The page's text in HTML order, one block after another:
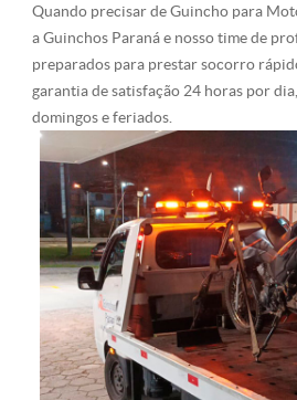
Quando precisar de Guincho para
a Guinchos Paraná e nosso time de
preparados para prestar socorro
garantia de satisfação 24 horas por
domingos e feriados.